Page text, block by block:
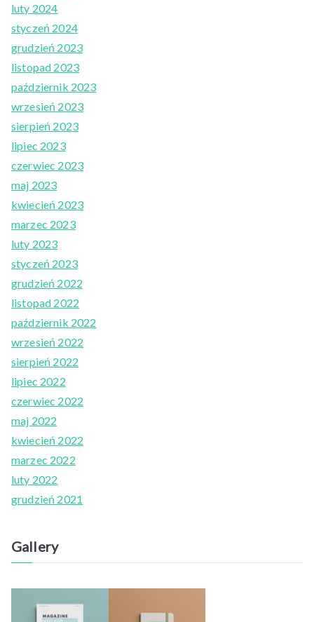
luty 2024
styczeń 2024
grudzień 2023
listopad 2023
październik 2023
wrzesień 2023
sierpień 2023
lipiec 2023
czerwiec 2023
maj 2023
kwiecień 2023
marzec 2023
luty 2023
styczeń 2023
grudzień 2022
listopad 2022
październik 2022
wrzesień 2022
sierpień 2022
lipiec 2022
czerwiec 2022
maj 2022
kwiecień 2022
marzec 2022
luty 2022
grudzień 2021
Gallery